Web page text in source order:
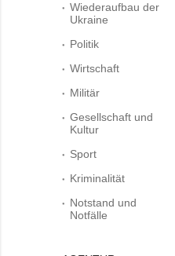
Wiederaufbau der
Ukraine
Politik
Wirtschaft
Militär
Gesellschaft und
Kultur
Sport
Kriminalität
Notstand und
Notfälle